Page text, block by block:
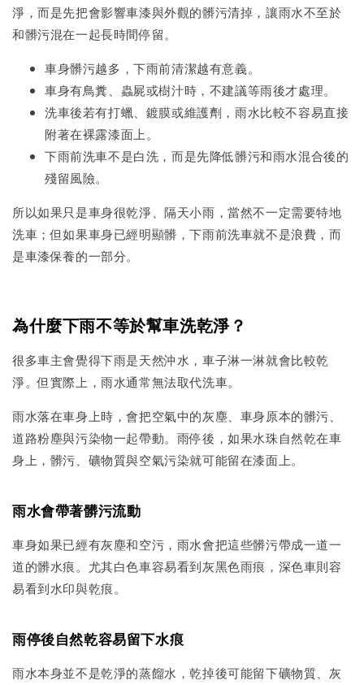
淨，而是先把會影響車漆與外觀的髒污清掉，讓雨水不至於
和髒污混在一起長時間停留。
車身髒污越多，下雨前清潔越有意義。
車身有鳥糞、蟲屍或樹汁時，不建議等雨後才處理。
洗車後若有打蠟、鍍膜或維護劑，雨水比較不容易直接
附著在裸露漆面上。
下雨前洗車不是白洗，而是先降低髒污和雨水混合後的
殘留風險。
所以如果只是車身很乾淨、隔天小雨，當然不一定需要特地
洗車；但如果車身已經明顯髒，下雨前洗車就不是浪費，而
是車漆保養的一部分。
為什麼下雨不等於幫車洗乾淨？
很多車主會覺得下雨是天然沖水，車子淋一淋就會比較乾
淨。但實際上，雨水通常無法取代洗車。
雨水落在車身上時，會把空氣中的灰塵、車身原本的髒污、
道路粉塵與污染物一起帶動。雨停後，如果水珠自然乾在車
身上，髒污、礦物質與空氣污染就可能留在漆面上。
雨水會帶著髒污流動
車身如果已經有灰塵和空污，雨水會把這些髒污帶成一道一
道的髒水痕。尤其白色車容易看到灰黑色雨痕，深色車則容
易看到水印與乾痕。
雨停後自然乾容易留下水痕
雨水本身並不是乾淨的蒸餾水，乾掉後可能留下礦物質、灰